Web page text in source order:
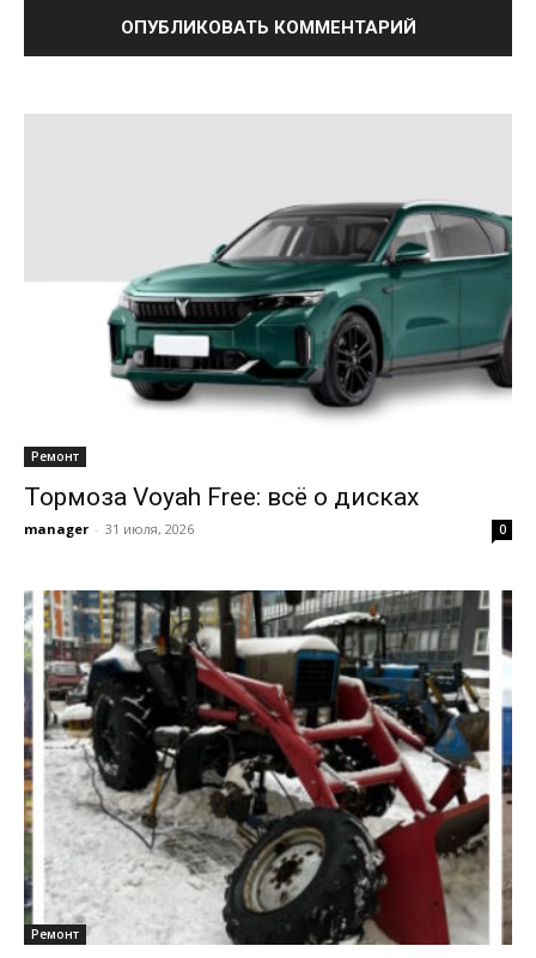
Ремонт
Тормоза Voyah Free: всё о дисках
manager - 31 июля, 2026 0
Ремонт